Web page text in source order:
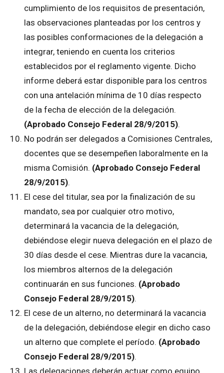
cumplimiento de los requisitos de presentación,
las observaciones planteadas por los centros y
las posibles conformaciones de la delegación a
integrar, teniendo en cuenta los criterios
establecidos por el reglamento vigente. Dicho
informe deberá estar disponible para los centros
con una antelación mínima de 10 días respecto
de la fecha de elección de la delegación.
(Aprobado Consejo Federal 28/9/2015).
No podrán ser delegados a Comisiones Centrales,
docentes que se desempeñen laboralmente en la
misma Comisión. (Aprobado Consejo Federal
28/9/2015).
El cese del titular, sea por la finalización de su
mandato, sea por cualquier otro motivo,
determinará la vacancia de la delegación,
debiéndose elegir nueva delegación en el plazo de
30 días desde el cese. Mientras dure la vacancia,
los miembros alternos de la delegación
continuarán en sus funciones. (Aprobado
Consejo Federal 28/9/2015).
El cese de un alterno, no determinará la vacancia
de la delegación, debiéndose elegir en dicho caso
un alterno que complete el período. (Aprobado
Consejo Federal 28/9/2015).
Las delegaciones deberán actuar como equipo,